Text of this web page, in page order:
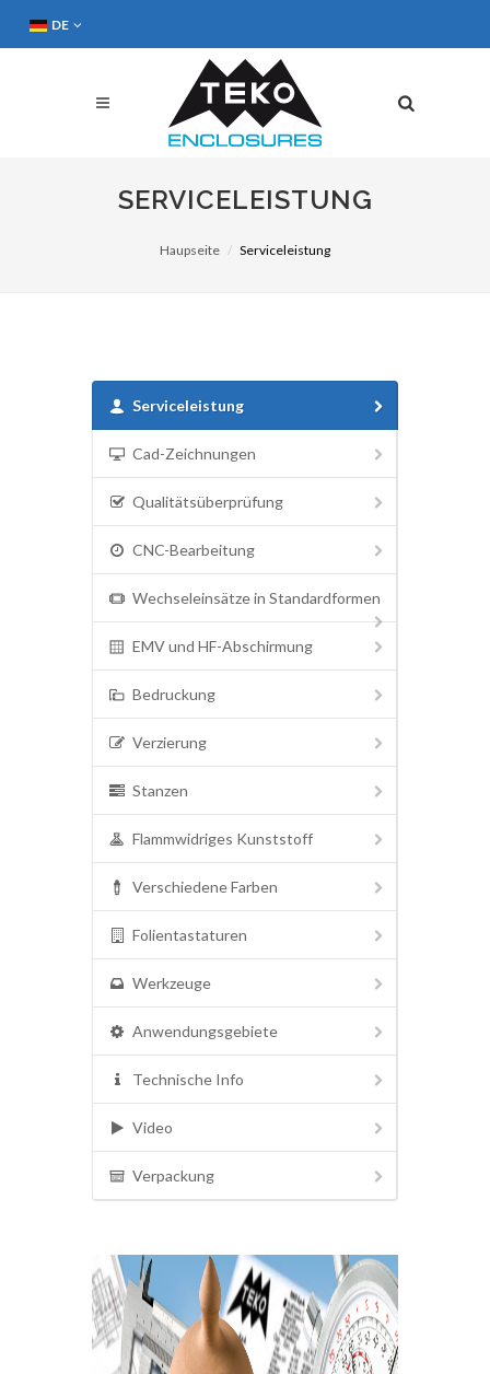
DE
SERVICELEISTUNG
Haupseite Serviceleistung
Serviceleistung
Cad-Zeichnungen
Qualitätsüberprüfung
CNC-Bearbeitung
Wechseleinsätze in Standardformen
EMV und HF-Abschirmung
Bedruckung
Verzierung
Stanzen
Flammwidriges Kunststoff
Verschiedene Farben
Folientastaturen
Werkzeuge
Anwendungsgebiete
Technische Info
Video
Verpackung